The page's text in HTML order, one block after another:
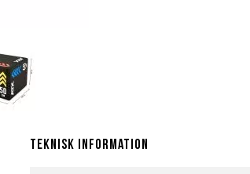
Teknisk information